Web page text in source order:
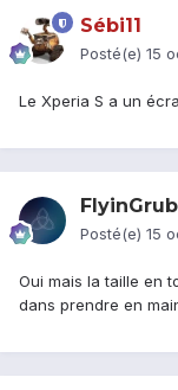
Sébi11
Posté(e) 15
Le Xperia S a un
FlyinGrub
Posté(e) 15
Oui mais la taille en
dans prendre en